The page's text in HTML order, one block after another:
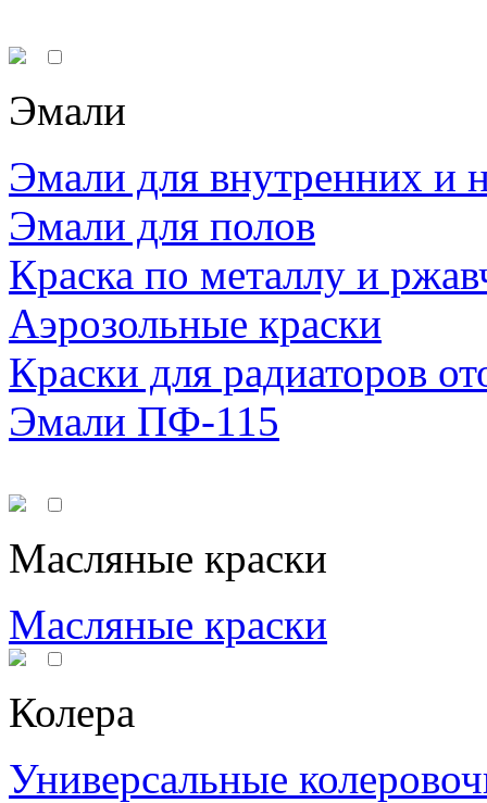
Эмали
Эмали для внутренних и
Эмали для полов
Краска по металлу и
Аэрозольные краски
Краски для радиаторов
Эмали ПФ-115
Масляные краски
Масляные краски
Колера
Универсальные